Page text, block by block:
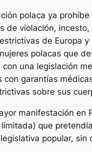
polaca ya
de violación,
de Europa
polacas que
con una legislación
con garantías
sobre sus
manifestación en
que
popular, sin